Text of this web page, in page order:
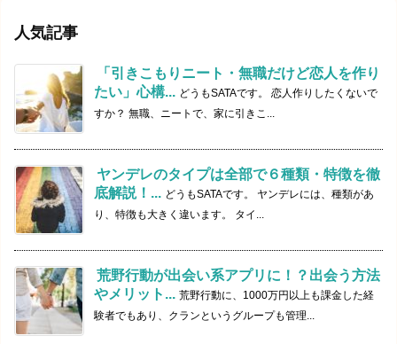
人気記事
「引きこもりニート・無職だけど恋人を作り
たい」心構... どうもSATAです。 恋人作りしたくないで
すか？ 無職、ニートで、家に引きこ...
ヤンデレのタイプは全部で６種類・特徴を徹
底解説！... どうもSATAです。 ヤンデレには、種類があ
り、特徴も大きく違います。 タイ...
荒野行動が出会い系アプリに！？出会う方法
やメリット... 荒野行動に、1000万円以上も課金した経
験者でもあり、クランというグループも管理...